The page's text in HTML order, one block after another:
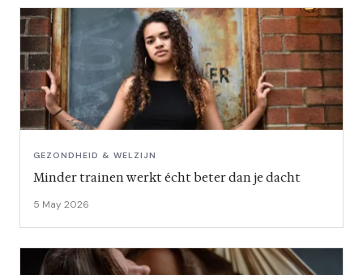
GEZONDHEID & WELZIJN
Minder trainen werkt écht beter dan je dacht
5 May 2026